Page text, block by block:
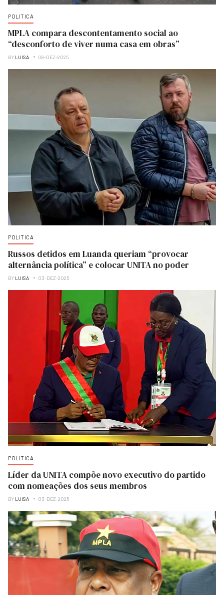
POLITICA
MPLA compara descontentamento social ao
“desconforto de viver numa casa em obras”
BY LUISA 08-DEZ-2025
POLITICA
Russos detidos em Luanda queriam “provocar
alternância política” e colocar UNITA no poder
BY LUISA 03-DEZ-2025
POLITICA
Líder da UNITA compõe novo executivo do partido
com nomeações dos seus membros
BY LUISA 03-DEZ-2025